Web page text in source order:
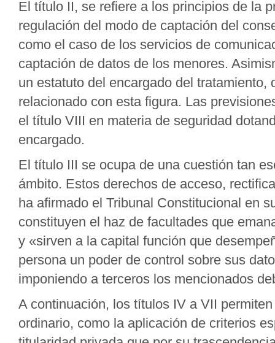
El título II, se refiere a los principios de la
regulación del modo de captación del
como el caso de los servicios de
captación de datos de los menores.
un estatuto del encargado del
relacionado con esta figura. Las
el título VIII en materia de seguridad
encargado.
El título III se ocupa de una cuestión tan
ámbito. Estos derechos de acceso,
ha afirmado el Tribunal Constitucional en
constituyen el haz de facultades que
y «sirven a la capital función que
persona un poder de control sobre sus
imponiendo a terceros los mencionados
A continuación, los títulos IV a VII
ordinario, como la aplicación de criterios